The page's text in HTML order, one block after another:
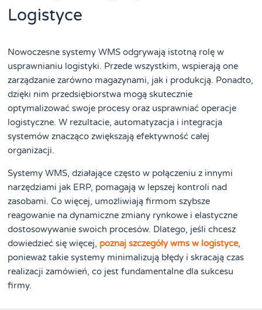
Logistyce
Nowoczesne systemy WMS odgrywają istotną rolę w
usprawnianiu logistyki. Przede wszystkim, wspierają one
zarządzanie zarówno magazynami, jak i produkcją. Ponadto,
dzięki nim przedsiębiorstwa mogą skutecznie
optymalizować swoje procesy oraz usprawniać operacje
logistyczne. W rezultacie, automatyzacja i integracja
systemów znacząco zwiększają efektywność całej
organizacji.
Systemy WMS, działające często w połączeniu z innymi
narzędziami jak ERP, pomagają w lepszej kontroli nad
zasobami. Co więcej, umożliwiają firmom szybsze
reagowanie na dynamiczne zmiany rynkowe i elastyczne
dostosowywanie swoich procesów. Dlatego, jeśli chcesz
dowiedzieć się więcej, poznaj szczegóły wms w logistyce,
ponieważ takie systemy minimalizują błędy i skracają czas
realizacji zamówień, co jest fundamentalne dla sukcesu
firmy.